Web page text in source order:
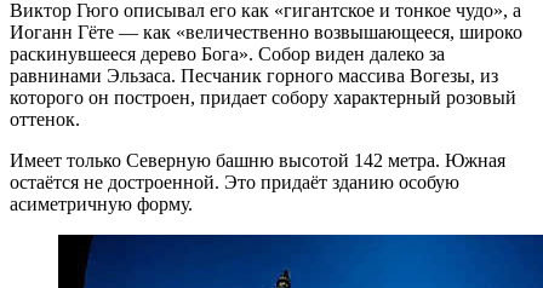
Виктор Гюго описывал его как «гигантское и тонкое чудо», а
Иоганн Гёте — как «величественно возвышающееся, широко
раскинувшееся дерево Бога». Собор виден далеко за
равнинами Эльзаса. Песчаник горного массива Вогезы, из
которого он построен, придает собору характерный розовый
оттенок.
Имеет только Северную башню высотой 142 метра. Южная
остаётся не достроенной. Это придаёт зданию особую
асиметричную форму.